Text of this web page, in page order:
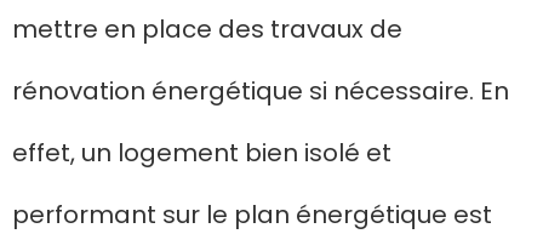
mettre en place des travaux de
rénovation énergétique si nécessaire. En
effet, un logement bien isolé et
performant sur le plan énergétique est